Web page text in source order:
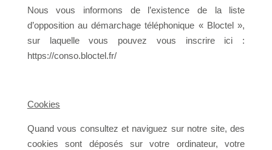
Nous vous informons de l’existence de la liste
d’opposition au démarchage téléphonique « Bloctel »,
sur laquelle vous pouvez vous inscrire ici :
https://conso.bloctel.fr/
Cookies
Quand vous consultez et naviguez sur notre site, des
cookies sont déposés sur votre ordinateur, votre